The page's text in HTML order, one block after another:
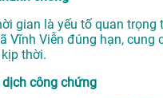
gian là yếu tố quan
Vĩnh Viễn đúng hạn, cung
thời.
công chứng